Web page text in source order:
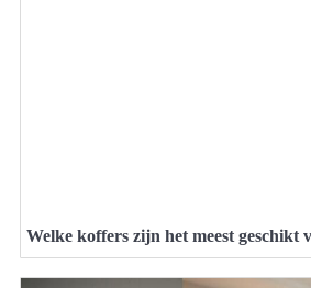
Welke koffers zijn het meest geschikt